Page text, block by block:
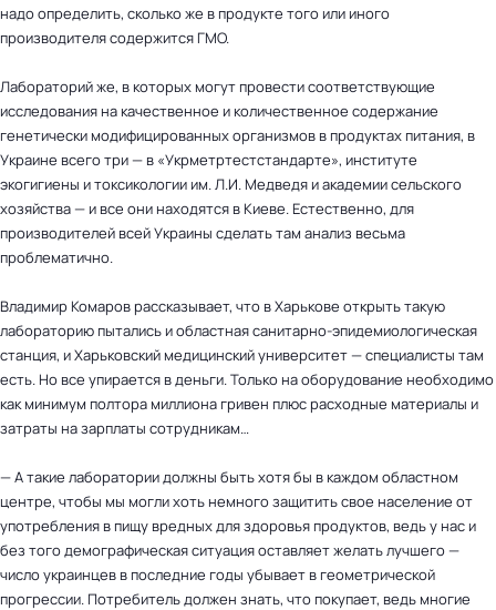
надо определить, сколько же в продукте того или иного
производителя содержится ГМО.
Лабораторий же, в которых могут провести соответствующие
исследования на качественное и количественное содержание
генетически модифицированных организмов в продуктах питания, в
Украине всего три — в «Укрметртестстандарте», институте
экогигиены и токсикологии им. Л.И. Медведя и академии сельского
хозяйства — и все они находятся в Киеве. Естественно, для
производителей всей Украины сделать там анализ весьма
проблематично.
Владимир Комаров рассказывает, что в Харькове открыть такую
лабораторию пытались и областная санитарно-эпидемиологическая
станция, и Харьковский медицинский университет — специалисты там
есть. Но все упирается в деньги. Только на оборудование необходимо
как минимум полтора миллиона гривен плюс расходные материалы и
затраты на зарплаты сотрудникам…
— А такие лаборатории должны быть хотя бы в каждом областном
центре, чтобы мы могли хоть немного защитить свое население от
употребления в пищу вредных для здоровья продуктов, ведь у нас и
без того демографическая ситуация оставляет желать лучшего —
число украинцев в последние годы убывает в геометрической
прогрессии. Потребитель должен знать, что покупает, ведь многие